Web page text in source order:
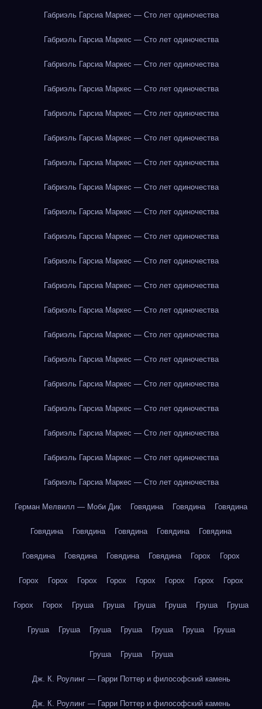
Габриэль Гарсиа Маркес — Сто лет одиночества
Габриэль Гарсиа Маркес — Сто лет одиночества
Габриэль Гарсиа Маркес — Сто лет одиночества
Габриэль Гарсиа Маркес — Сто лет одиночества
Габриэль Гарсиа Маркес — Сто лет одиночества
Габриэль Гарсиа Маркес — Сто лет одиночества
Габриэль Гарсиа Маркес — Сто лет одиночества
Габриэль Гарсиа Маркес — Сто лет одиночества
Габриэль Гарсиа Маркес — Сто лет одиночества
Габриэль Гарсиа Маркес — Сто лет одиночества
Габриэль Гарсиа Маркес — Сто лет одиночества
Габриэль Гарсиа Маркес — Сто лет одиночества
Габриэль Гарсиа Маркес — Сто лет одиночества
Габриэль Гарсиа Маркес — Сто лет одиночества
Габриэль Гарсиа Маркес — Сто лет одиночества
Габриэль Гарсиа Маркес — Сто лет одиночества
Габриэль Гарсиа Маркес — Сто лет одиночества
Габриэль Гарсиа Маркес — Сто лет одиночества
Габриэль Гарсиа Маркес — Сто лет одиночества
Габриэль Гарсиа Маркес — Сто лет одиночества
Герман Мелвилл — Моби Дик Говядина Говядина Говядина
Говядина Говядина Говядина Говядина Говядина
Говядина Говядина Говядина Говядина Горох Горох
Горох Горох Горох Горох Горох Горох Горох Горох
Горох Горох Груша Груша Груша Груша Груша Груша
Груша Груша Груша Груша Груша Груша Груша
Груша Груша Груша
Дж. К. Роулинг — Гарри Поттер и философский камень
Дж. К. Роулинг — Гарри Поттер и философский камень